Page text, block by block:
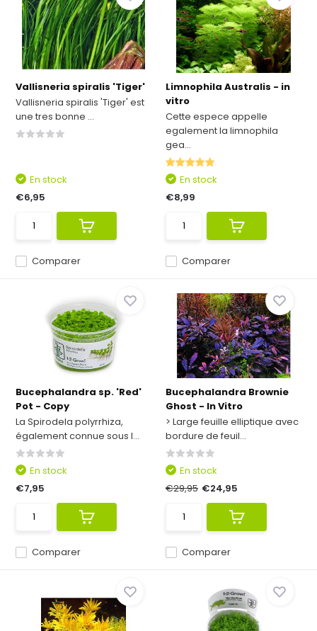
Vallisneria spiralis 'Tiger'
Vallisneria spiralis 'Tiger' est
une tres bonne ...
Comparer
En stock
€6,95
Limnophila Australis - in
vitro
Cette espece appelle
egalement la limnophila
gea...
Comparer
En stock
€8,99
Bucephalandra sp. 'Red'
Pot - Copy
La Spirodela polyrrhiza,
également connue sous l...
Comparer
En stock
€7,95
Bucephalandra Brownie
Ghost - In Vitro
> Large feuille elliptique avec
bordure de feuil...
Comparer
En stock
€29,95 €24,95